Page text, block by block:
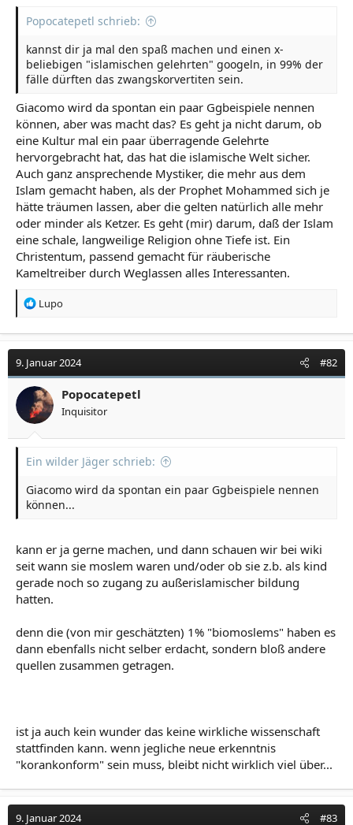
Popocatepetl schrieb:
kannst dir ja mal den spaß machen und einen x-
beliebigen "islamischen gelehrten" googeln, in 99% der
fälle dürften das zwangskorvertiten sein.
Giacomo wird da spontan ein paar Ggbeispiele nennen
können, aber was macht das? Es geht ja nicht darum, ob
eine Kultur mal ein paar überragende Gelehrte
hervorgebracht hat, das hat die islamische Welt sicher.
Auch ganz ansprechende Mystiker, die mehr aus dem
Islam gemacht haben, als der Prophet Mohammed sich je
hätte träumen lassen, aber die gelten natürlich alle mehr
oder minder als Ketzer. Es geht (mir) darum, daß der Islam
eine schale, langweilige Religion ohne Tiefe ist. Ein
Christentum, passend gemacht für räuberische
Kameltreiber durch Weglassen alles Interessanten.
R
a
t
i
o
n
e
Lupo
9. Januar 2024 #82
Popocatepetl
Inquisitor
Ein wilder Jäger schrieb:
Giacomo wird da spontan ein paar Ggbeispiele nennen
können...
kann er ja gerne machen, und dann schauen wir bei wiki
seit wann sie moslem waren und/oder ob sie z.b. als kind
gerade noch so zugang zu außerislamischer bildung
hatten.
denn die (von mir geschätzten) 1% "biomoslems" haben es
dann ebenfalls nicht selber erdacht, sondern bloß andere
quellen zusammen getragen.
ist ja auch kein wunder das keine wirkliche wissenschaft
stattfinden kann. wenn jegliche neue erkenntnis
"korankonform" sein muss, bleibt nicht wirklich viel über...
9. Januar 2024 #83